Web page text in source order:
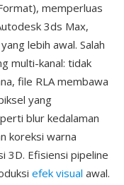
memperluas
3ds Max,
lebih awal. Salah
multi-kanal: tidak
file RLA membawa
yang
blur kedalaman
koreksi warna
3D. Efisiensi pipeline
efek visual awal.